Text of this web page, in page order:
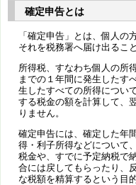
確定申告とは
「確定申告」とは、個人
それを税務署へ届け出るこ
所得税、すなわち個人の所
までの１年間に発生したす
生したすべての所得につい
する税金の額を計算して、
りません。
確定申告には、確定した年
得・利子所得などについて
税金や、すでに予定納税で
合には戻してもらったり、
な税額を精算するという目